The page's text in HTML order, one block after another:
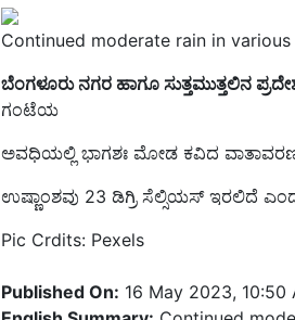
Continued moderate rain in
ಗಂಟೆಯ
ಉಷ್ಣಾಂಶವು 23 ಡಿಗ್ರಿ ಸೆಲ್ಸಿಯಸ್ ಇರಲಿದೆ
Pic Crdits: Pexels
English Summary:Continued